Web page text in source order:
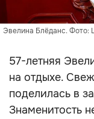
Эвелина Блёданс. Фото:
57-летняя
на отдыхе.
поделилась в
Знаменитость